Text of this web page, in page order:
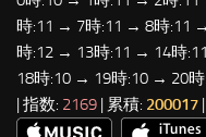
時:11 → 7時:11 → 8時:11
時:12 → 13時:11 → 14時
18時:10 → 19時:10 → 20
| 指数: 2169 | 累積: 200017 |